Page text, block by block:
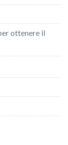
ottenere il